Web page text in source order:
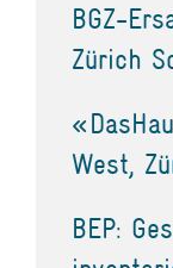
BGZ-
Zürich
West,
BEP: